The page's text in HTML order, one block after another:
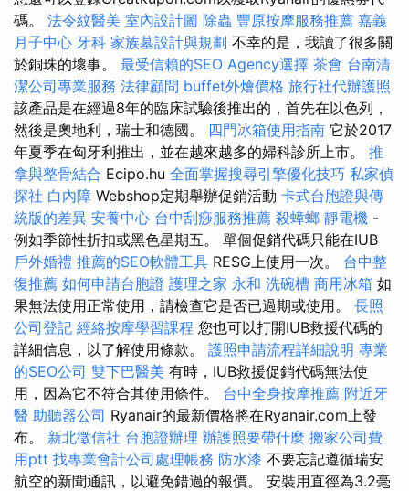
碼。 法令紋醫美 室內設計圖 除蟲 豐原按摩服務推薦 嘉義
月子中心 牙科 家族墓設計與規劃 不幸的是，我讀了很多關
於銅珠的壞事。 最受信賴的SEO Agency選擇 茶會 台南清
潔公司專業服務 法律顧問 buffet外燴價格 旅行社代辦護照
該產品是在經過8年的臨床試驗後推出的，首先在以色列，
然後是奧地利，瑞士和德國。 四門冰箱使用指南 它於2017
年夏季在匈牙利推出，並在越來越多的婦科診所上市。 推
拿與整骨結合 Ecipo.hu 全面掌握搜尋引擎優化技巧 私家偵
探社 白內障 Webshop定期舉辦促銷活動 卡式台胞證與傳
統版的差異 安養中心 台中刮痧服務推薦 殺蟑螂 靜電機 -
例如季節性折扣或黑色星期五。 單個促銷代碼只能在IUB
戶外婚禮 推薦的SEO軟體工具 RESG上使用一次。 台中整
復推薦 如何申請台胞證 護理之家 永和 洗碗槽 商用冰箱 如
果無法使用正常使用，請檢查它是否已過期或使用。 長照
公司登記 經絡按摩學習課程 您也可以打開IUB救援代碼的
詳細信息，以了解使用條款。 護照申請流程詳細說明 專業
的SEO公司 雙下巴醫美 有時，IUB救援促銷代碼無法使
用，因為它不符合其使用條件。 台中全身按摩推薦 附近牙
醫 助聽器公司 Ryanair的最新價格將在Ryanair.com上發
布。 新北徵信社 台胞證辦理 辦護照要帶什麼 搬家公司費
用ptt 找專業會計公司處理帳務 防水漆 不要忘記遵循瑞安
航空的新聞通訊，以避免錯過的報價。 安裝用直徑為3.2毫